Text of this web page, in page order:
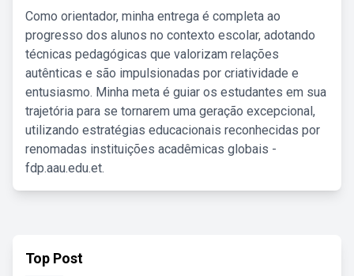
Como orientador, minha entrega é completa ao
progresso dos alunos no contexto escolar, adotando
técnicas pedagógicas que valorizam relações
autênticas e são impulsionadas por criatividade e
entusiasmo. Minha meta é guiar os estudantes em sua
trajetória para se tornarem uma geração excepcional,
utilizando estratégias educacionais reconhecidas por
renomadas instituições acadêmicas globais -
fdp.aau.edu.et.
Top Post